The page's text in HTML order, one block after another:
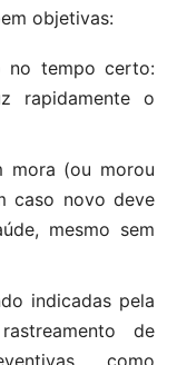
objetivas:
no tempo certo:
rapidamente o
mora (ou morou
caso novo deve
mesmo sem
indicadas pela
de